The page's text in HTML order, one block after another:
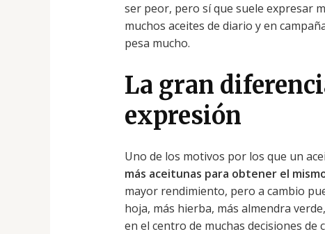
ser peor, pero sí que suele expresar
muchos aceites de diario y en
pesa mucho.
La gran
expresión
Uno de los motivos por los que un
más aceitunas para obtener el
mayor rendimiento, pero a cambio
hoja, más hierba, más almendra
en el centro de muchas decisiones de